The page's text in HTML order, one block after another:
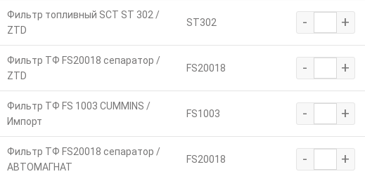
Фильтр топливный SCT ST 302 /
ZTD
SТ302 - +
Фильтр ТФ FS20018 сепаратор /
ZTD
FS20018 - +
Фильтр ТФ FS 1003 CUMMINS /
Импорт
FS1003 - +
Фильтр ТФ FS20018 сепаратор /
АВТОМАГНАТ
FS20018 - +